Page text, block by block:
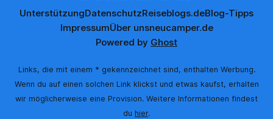
UnterstützungDatenschutzReiseblogs.deBlog-Tipps
ImpressumÜber unsneucamper.de
Powered by Ghost
Links, die mit einem * gekennzeichnet sind, enthalten Werbung.
Wenn du auf einen solchen Link klickst und etwas kaufst, erhalten
wir möglicherweise eine Provision. Weitere Informationen findest
du hier.